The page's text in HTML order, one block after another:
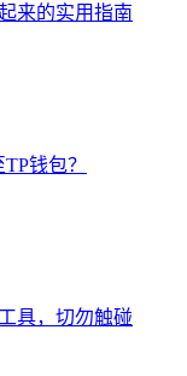
来的实用指南
钱包？
具，切勿触碰